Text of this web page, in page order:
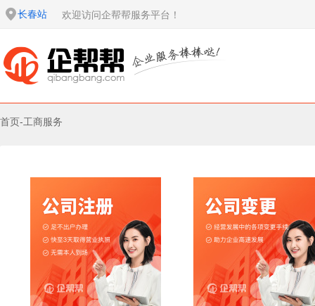
长春站 欢迎访问企帮帮服务平台！
首页-工商服务